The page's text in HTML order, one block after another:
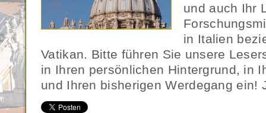
und auch Ihr
in Italien
Vatikan. Bitte führen Sie unsere
in Ihren persönlichen Hintergrund, in
und Ihren bisherigen Werdegang